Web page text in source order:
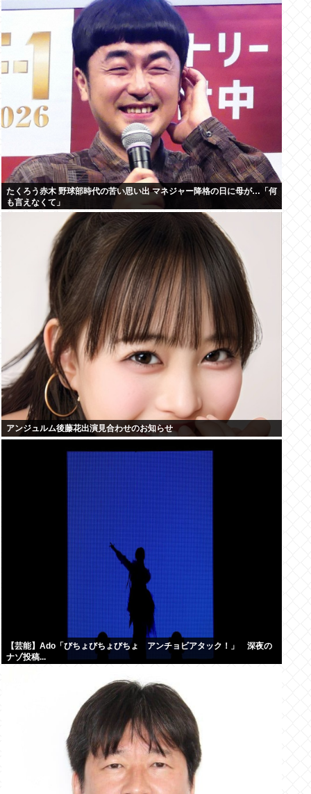
たくろう赤木 野球部時代の苦い思い出 マネジャー降格の日に母が…「何
も言えなくて」
アンジュルム後藤花出演見合わせのお知らせ
【芸能】Ado「びちょびちょびちょ アンチョビアタック！」 深夜の
ナゾ投稿...